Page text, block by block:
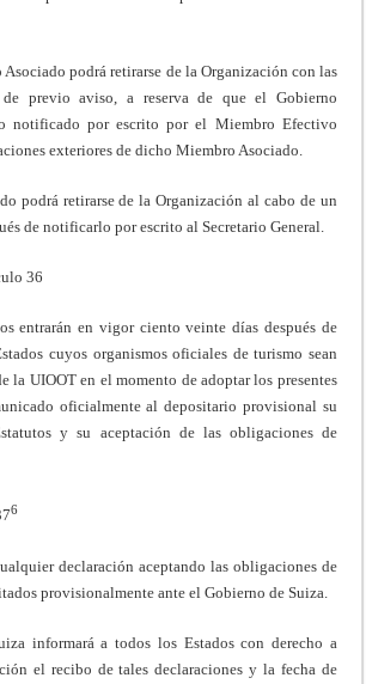
podrá retirarse de la Organización con las
de previo aviso, a reserva de que el Gobierno
notificado por escrito por el Miembro Efectivo
exteriores de dicho Miembro Asociado.
podrá retirarse de la Organización al cabo de un
de notificarlo por escrito al Secretario General.
36
entrarán en vigor ciento veinte días después de
cuyos organismos oficiales de turismo sean
la UIOOT en el momento de adoptar los presentes
oficialmente al depositario provisional su
y su aceptación de las obligaciones de
6
declaración aceptando las obligaciones de
provisionalmente ante el Gobierno de Suiza.
informará a todos los Estados con derecho a
el recibo de tales declaraciones y la fecha de